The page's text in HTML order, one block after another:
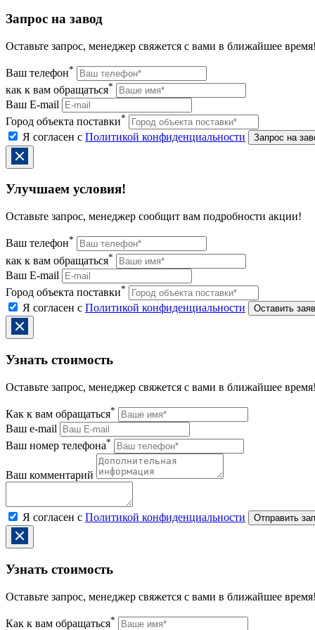
Запрос на завод
Оставьте запрос, менеджер свяжется с вами в ближайшее
Ваш телефон*
как к вам обращаться*
Ваш E-mail
Город объекта поставки*
Я согласен с Политикой конфиденциальности
Улучшаем условия!
Оставьте запрос, менеджер сообщит вам подробности акции!
Ваш телефон*
как к вам обращаться*
Ваш E-mail
Город объекта поставки*
Я согласен с Политикой конфиденциальности
Узнать стоимость
Оставьте запрос, менеджер свяжется с вами в ближайшее
Как к вам обращаться*
Ваш e-mail
Ваш номер телефона*
Ваш комментарий
Я согласен с Политикой конфиденциальности
Узнать стоимость
Оставьте запрос, менеджер свяжется с вами в ближайшее
Как к вам обращаться*